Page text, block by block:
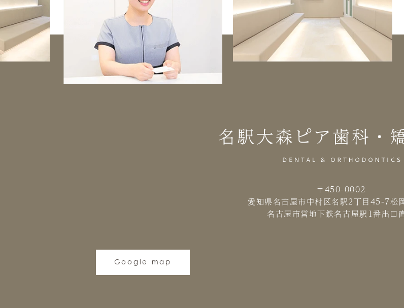
〒450-0002
愛知県名古屋市中村区名駅2丁目45-7松
名古屋市営地下鉄名古屋駅1番出口
Google map